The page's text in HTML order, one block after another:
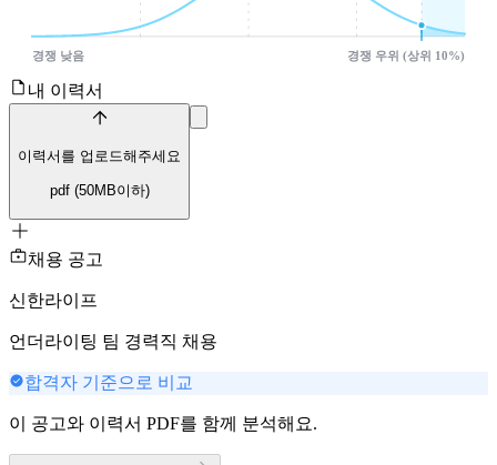
경쟁 낮음 경쟁 우위 (상위 10%)
내 이력서
이력서를 업로드해주세요
pdf (50MB이하)
채용 공고
신한라이프
언더라이팅 팀 경력직 채용
합격자 기준으로 비교
이 공고와 이력서 PDF를 함께 분석해요.